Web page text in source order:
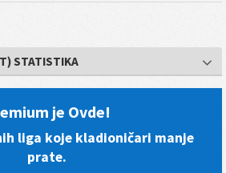
STATISTIKA
je Ovde!
liga koje kladioničari manje
prate.